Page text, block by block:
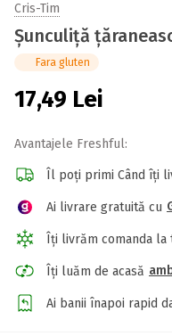
Cris-Tim
Șunculiță
Fara gluten
17,49 Lei
Avantajele Freshful:
Îl poți primi Când îți
Ai livrare gratuită cu
Îți livrăm comanda
Îți luăm de acasă
Ai banii înapoi rapid